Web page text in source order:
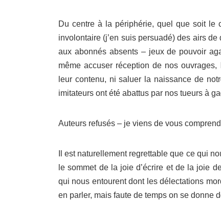
Du centre à la périphérie, quel que soit le
involontaire (j’en suis persuadé) des airs
aux abonnés absents – jeux de pouvoir
même accuser réception de nos
leur contenu, ni saluer la naissance de
imitateurs ont été abattus par nos tueurs à
Auteurs refusés – je viens de vous
Il est naturellement regrettable que ce qui
le sommet de la joie d’écrire et de la joie
qui nous entourent dont les délectations
en parler, mais faute de temps on se donne